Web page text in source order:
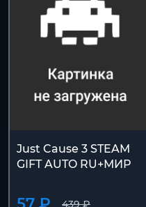
Just Cause 3 STEAM